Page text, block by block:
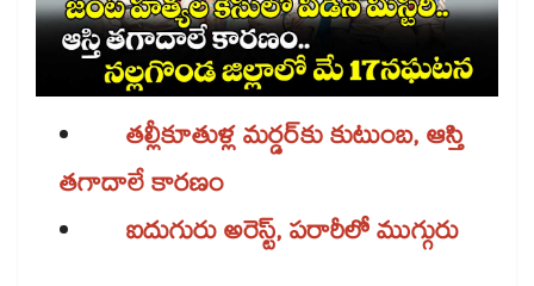
తల్లీకూతుళ్ల మర్డర్​కు కుటుంబ, ఆస్తి
తగాదాలే కారణం
ఐదుగురు అరెస్ట్, పరారీలో ముగ్గురు